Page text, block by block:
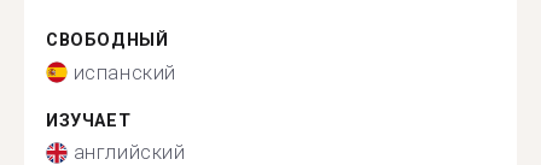
СВОБОДНЫЙ
испанский
ИЗУЧАЕТ
английский